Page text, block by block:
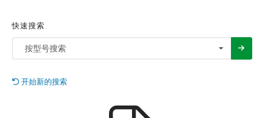
快速搜索
按型号搜索
开始新的搜索